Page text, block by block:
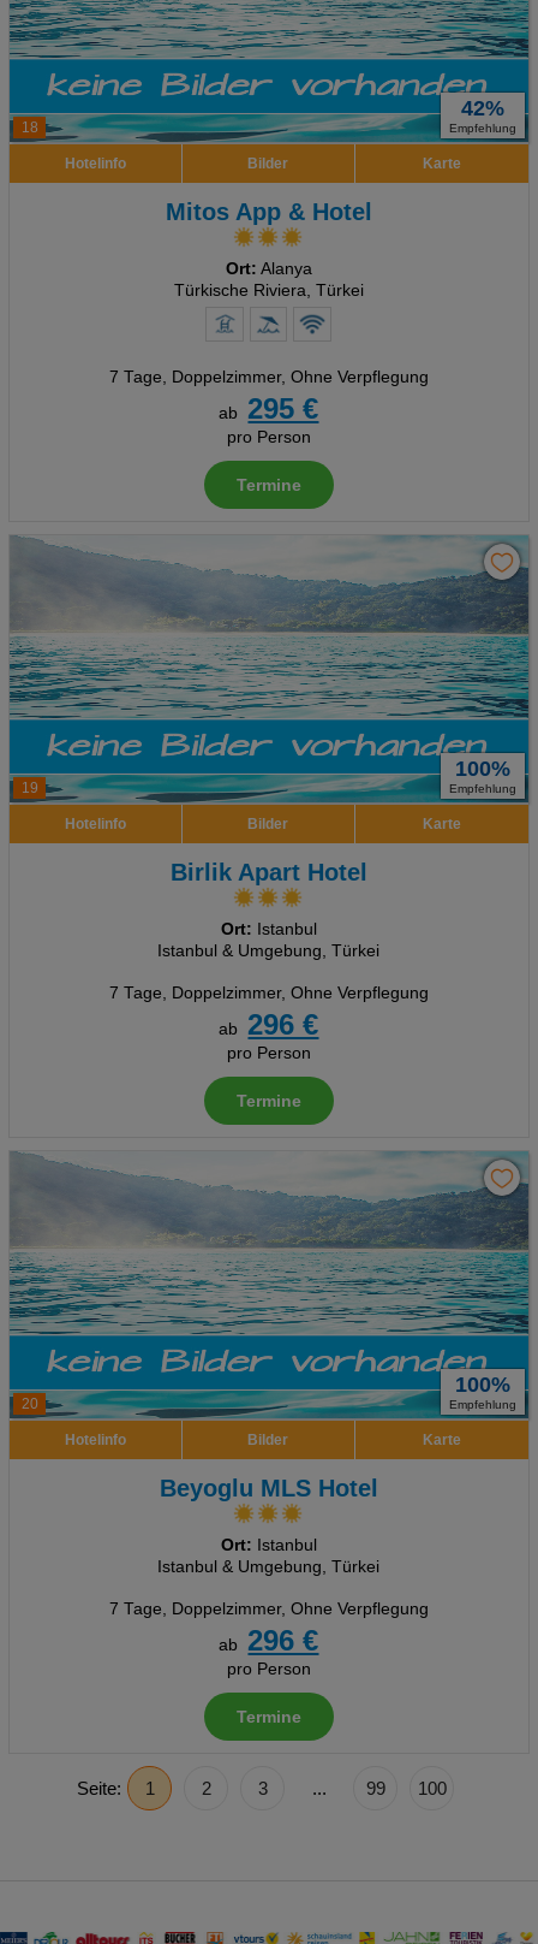
18
42%
Empfehlung
Hotelinfo Bilder Karte
Mitos App & Hotel
Ort: Alanya
Türkische Riviera, Türkei
7 Tage, Doppelzimmer, Ohne Verpflegung
ab
295 €
pro Person
Termine
19
100%
Empfehlung
Hotelinfo Bilder Karte
Birlik Apart Hotel
Ort: Istanbul
Istanbul & Umgebung, Türkei
7 Tage, Doppelzimmer, Ohne Verpflegung
ab
296 €
pro Person
Termine
20
100%
Empfehlung
Hotelinfo Bilder Karte
Beyoglu MLS Hotel
Ort: Istanbul
Istanbul & Umgebung, Türkei
7 Tage, Doppelzimmer, Ohne Verpflegung
ab
296 €
pro Person
Termine
Seite: 1 2 3 ... 99 100